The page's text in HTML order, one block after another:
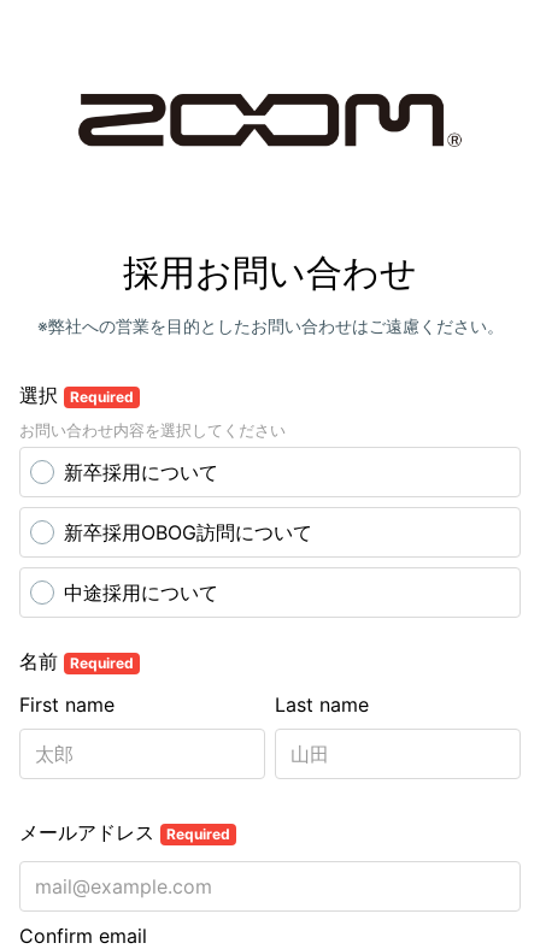
採用お問い合わせ
※弊社への営業を目的としたお問い合わせはご遠慮ください。
選択 Required
お問い合わせ内容を選択してください
新卒採用について
新卒採用OBOG訪問について
中途採用について
名前 Required
Last name
First name
メールアドレス Required
Confirm email